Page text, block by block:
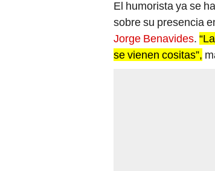
El humorista ya se
sobre su presencia
Jorge Benavides.
se vienen cositas”,